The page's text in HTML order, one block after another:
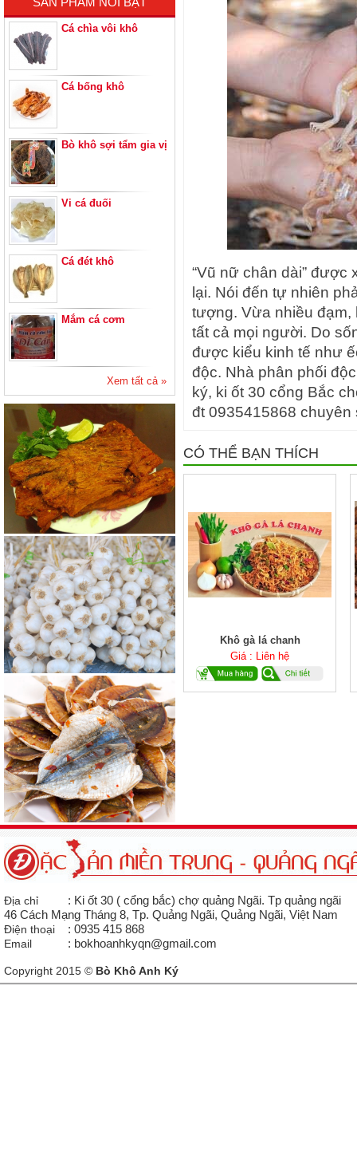
Cá chìa vôi khô
Cá bống khô
Bò khô sợi tẩm gia vị
Vi cá đuối
Cá đét khô
Mắm cá cơm
Xem tất cả »
“Vũ nữ chân dài” được
lại. Nói đến tự nhiên
tượng. Vừa nhiều đạm,
tất cả mọi người. Do
được kiểu kinh tế như
độc. Nhà phân phối
ký, ki ốt 30 cổng Bắc
đt 0935415868 chuyên
CÓ THỂ BẠN THÍCH
Khô gà lá chanh
Giá : Liên hệ
Địa chỉ
: Ki ốt 30 ( cổng bắc) chợ quảng Ngãi. Tp quảng ngãi
46 Cách Mạng Tháng 8, Tp. Quảng Ngãi, Quảng Ngãi, Việt Nam
Điện thoại
: 0935 415 868
Email
: bokhoanhkyqn@gmail.com
Copyright 2015 © Bò Khô Anh Ký